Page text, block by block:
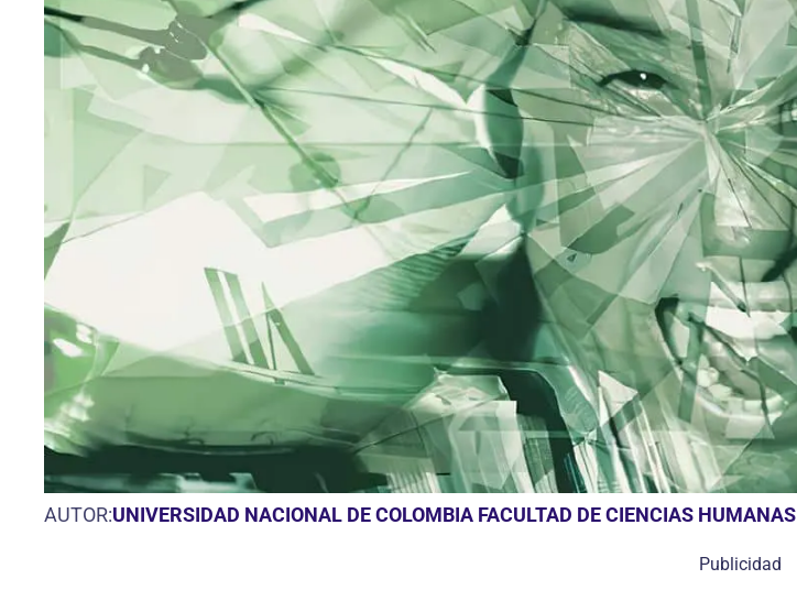
AUTOR:UNIVERSIDAD NACIONAL DE COLOMBIA FACULTAD DE CIENCIAS HUMANAS
Publicidad